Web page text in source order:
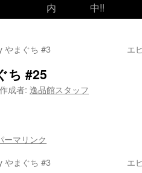
内
中!!
やまぐち #3 エ
ち #25
作成者: 逸品館スタッフ
ーマリンク
やまぐち #3 エ